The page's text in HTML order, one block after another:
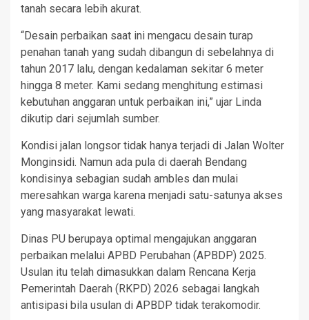
tanah secara lebih akurat.
“Desain perbaikan saat ini mengacu desain turap
penahan tanah yang sudah dibangun di sebelahnya di
tahun 2017 lalu, dengan kedalaman sekitar 6 meter
hingga 8 meter. Kami sedang menghitung estimasi
kebutuhan anggaran untuk perbaikan ini,” ujar Linda
dikutip dari sejumlah sumber.
Kondisi jalan longsor tidak hanya terjadi di Jalan Wolter
Monginsidi. Namun ada pula di daerah Bendang
kondisinya sebagian sudah ambles dan mulai
meresahkan warga karena menjadi satu-satunya akses
yang masyarakat lewati.
Dinas PU berupaya optimal mengajukan anggaran
perbaikan melalui APBD Perubahan (APBDP) 2025.
Usulan itu telah dimasukkan dalam Rencana Kerja
Pemerintah Daerah (RKPD) 2026 sebagai langkah
antisipasi bila usulan di APBDP tidak terakomodir.